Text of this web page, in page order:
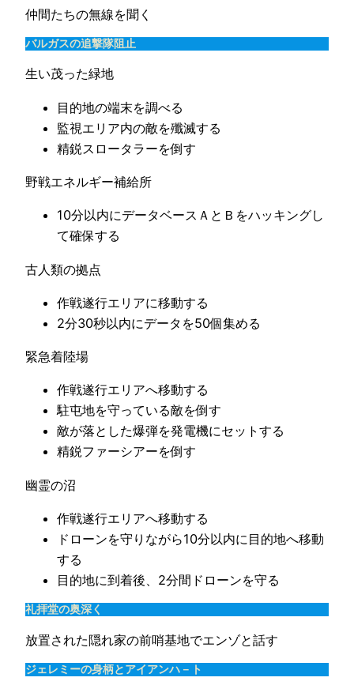
仲間たちの無線を聞く
バルガスの追撃隊阻止
生い茂った緑地
目的地の端末を調べる
監視エリア内の敵を殲滅する
精鋭スロータラーを倒す
野戦エネルギー補給所
10分以内にデータベースＡとＢをハッキングし
て確保する
古人類の拠点
作戦遂行エリアに移動する
2分30秒以内にデータを50個集める
緊急着陸場
作戦遂行エリアへ移動する
駐屯地を守っている敵を倒す
敵が落とした爆弾を発電機にセットする
精鋭ファーシアーを倒す
幽霊の沼
作戦遂行エリアへ移動する
ドローンを守りながら10分以内に目的地へ移動
する
目的地に到着後、2分間ドローンを守る
礼拝堂の奥深く
放置された隠れ家の前哨基地でエンゾと話す
ジェレミーの身柄とアイアンハ－ト